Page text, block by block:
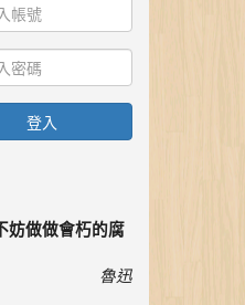
登入
妨做做會朽的腐
魯迅